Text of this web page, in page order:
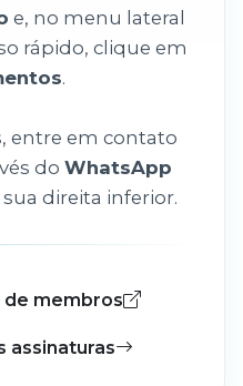
e, no menu lateral
rápido, clique em
.
entre em contato
do WhatsApp
direita inferior.
membros
assinaturas